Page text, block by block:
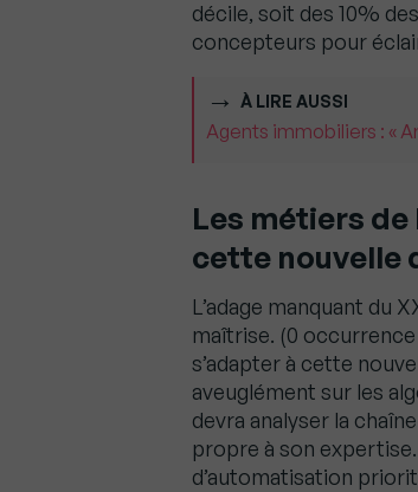
décile, soit des 10%
concepteurs pour
À LIRE AUSSI
Agents immobiliers : «
Les métiers
cette nouvelle
L’adage manquant du
maîtrise. (0
s’adapter à cette
aveuglément sur les
devra analyser la
propre à son
d’automatisation